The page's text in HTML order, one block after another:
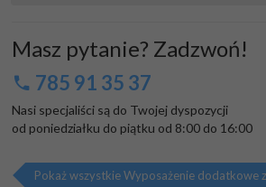
Masz pytanie? Zadzwoń!
785 91 35 37
Nasi specjaliści są do Twojej dyspozycji
od poniedziałku do piątku od 8:00 do 16:00
Pokaż wszystkie Wyposażenie dodatkowe